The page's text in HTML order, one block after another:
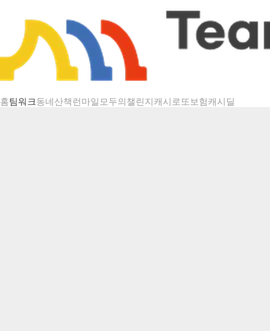
홈팀워크동네산책 런마일모두의챌린지캐시로또보험캐시딜
챌린지 상세